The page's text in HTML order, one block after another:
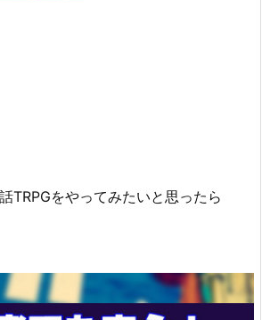
TRPGをやってみたいと思ったら